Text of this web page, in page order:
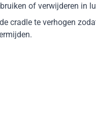
of verwijderen in
cradle te verhogen